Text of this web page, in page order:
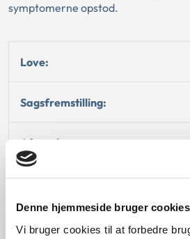
Denne hjemmeside bruger cookies
Vi bruger cookies til at forbedre
symptomerne opstod.
Love:
Sagsfremstilling:
Afgørelse: